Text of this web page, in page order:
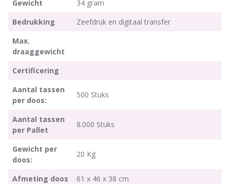
Gewicht
34 gram
Bedrukking
Zeefdruk en digitaal transfer
Max.
draaggewicht
Certificering
Aantal tassen
per doos:
500 Stuks
Aantal tassen
per Pallet
8.000 Stuks
Gewicht per
doos:
20 Kg
Afmeting doos
61 x 46 x 38 cm